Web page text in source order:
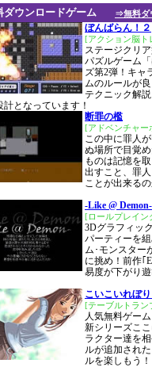
⇒無料ダ
ダウンロードゲーム
ぼんばらん！２
[アクション脳ト
ステージクリ
パズルゲーム
ズ第2弾！キャ
ムのルールが
テクニック解
計となっています！
断罪の檻
[アドベンチャー
この中に罪人
ぬ場所で目覚
ものは記憶を
出すこと、罪
ことが出来る
-Like @ Demon-
[ロールプレイン
3Dグラフィッ
パーティーを
ム･モンスター
に挑め！前作｢
易度が下がり
こいこいれぼ
[テーブルトラン
人気無料ゲー
新シリーズこ
ラクター達を
ルが追加され
ルを楽しもう！